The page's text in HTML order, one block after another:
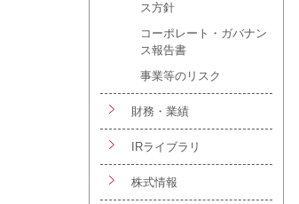
ス方針
コーポレート・ガバナン
ス報告書
事業等のリスク
財務・業績
IRライブラリ
株式情報